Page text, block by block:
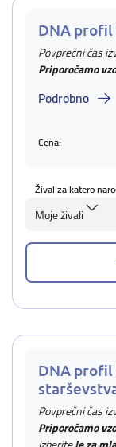
DNA profil
Povprečni čas
Priporočamo
Podrobno
Cena:
Žival za katero
Moje živali
DNA profil
Povprečni čas
Priporočamo